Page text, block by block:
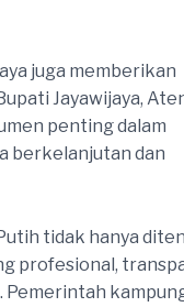
juga memberikan
Jayawijaya,
penting dalam
berkelanjutan dan
tidak hanya
profesional,
Pemerintah